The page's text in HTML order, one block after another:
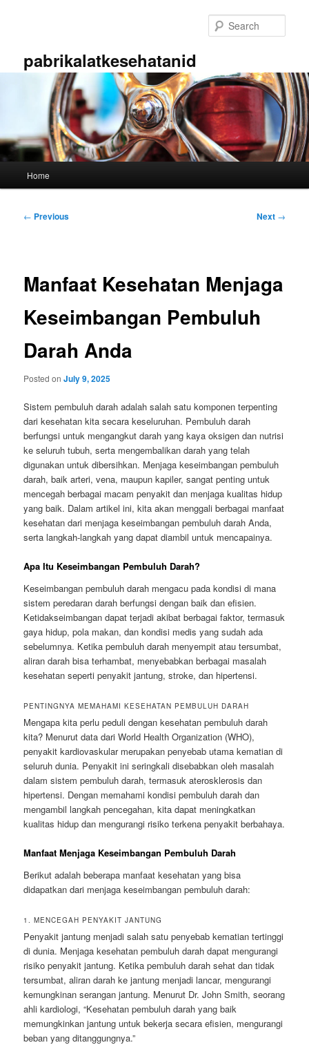
pabrikalatkesehatanid
Home
Post
← Previous Next →
Manfaat Kesehatan Menjaga
Keseimbangan Pembuluh
Darah Anda
Posted onJuly 9, 2025
Sistem pembuluh darah adalah salah satu komponen terpenting
dari kesehatan kita secara keseluruhan. Pembuluh darah
berfungsi untuk mengangkut darah yang kaya oksigen dan nutrisi
ke seluruh tubuh, serta mengembalikan darah yang telah
digunakan untuk dibersihkan. Menjaga keseimbangan pembuluh
darah, baik arteri, vena, maupun kapiler, sangat penting untuk
mencegah berbagai macam penyakit dan menjaga kualitas hidup
yang baik. Dalam artikel ini, kita akan menggali berbagai manfaat
kesehatan dari menjaga keseimbangan pembuluh darah Anda,
serta langkah-langkah yang dapat diambil untuk mencapainya.
Apa Itu Keseimbangan Pembuluh Darah?
Keseimbangan pembuluh darah mengacu pada kondisi di mana
sistem peredaran darah berfungsi dengan baik dan efisien.
Ketidakseimbangan dapat terjadi akibat berbagai faktor, termasuk
gaya hidup, pola makan, dan kondisi medis yang sudah ada
sebelumnya. Ketika pembuluh darah menyempit atau tersumbat,
aliran darah bisa terhambat, menyebabkan berbagai masalah
kesehatan seperti penyakit jantung, stroke, dan hipertensi.
PENTINGNYA MEMAHAMI KESEHATAN PEMBULUH DARAH
Mengapa kita perlu peduli dengan kesehatan pembuluh darah
kita? Menurut data dari World Health Organization (WHO),
penyakit kardiovaskular merupakan penyebab utama kematian di
seluruh dunia. Penyakit ini seringkali disebabkan oleh masalah
dalam sistem pembuluh darah, termasuk aterosklerosis dan
hipertensi. Dengan memahami kondisi pembuluh darah dan
mengambil langkah pencegahan, kita dapat meningkatkan
kualitas hidup dan mengurangi risiko terkena penyakit berbahaya.
Manfaat Menjaga Keseimbangan Pembuluh Darah
Berikut adalah beberapa manfaat kesehatan yang bisa
didapatkan dari menjaga keseimbangan pembuluh darah:
1. MENCEGAH PENYAKIT JANTUNG
Penyakit jantung menjadi salah satu penyebab kematian tertinggi
di dunia. Menjaga kesehatan pembuluh darah dapat mengurangi
risiko penyakit jantung. Ketika pembuluh darah sehat dan tidak
tersumbat, aliran darah ke jantung menjadi lancar, mengurangi
kemungkinan serangan jantung. Menurut Dr. John Smith, seorang
ahli kardiologi, “Kesehatan pembuluh darah yang baik
memungkinkan jantung untuk bekerja secara efisien, mengurangi
beban yang ditanggungnya.”